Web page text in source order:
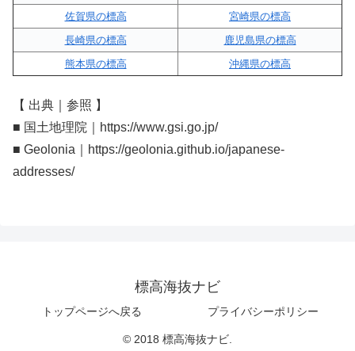
佐賀県の標高
宮崎県の標高
長崎県の標高
鹿児島県の標高
熊本県の標高
沖縄県の標高
【 出典｜参照 】
■ 国土地理院｜https://www.gsi.go.jp/
■ Geolonia｜https://geolonia.github.io/japanese-
addresses/
標高海抜ナビ
トップページへ戻る プライバシーポリシー
© 2018 標高海抜ナビ.